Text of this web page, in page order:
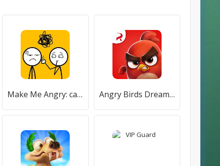
Make Me Angry: can you ? Angry Birds Dream Blast - дрим бласт пазл